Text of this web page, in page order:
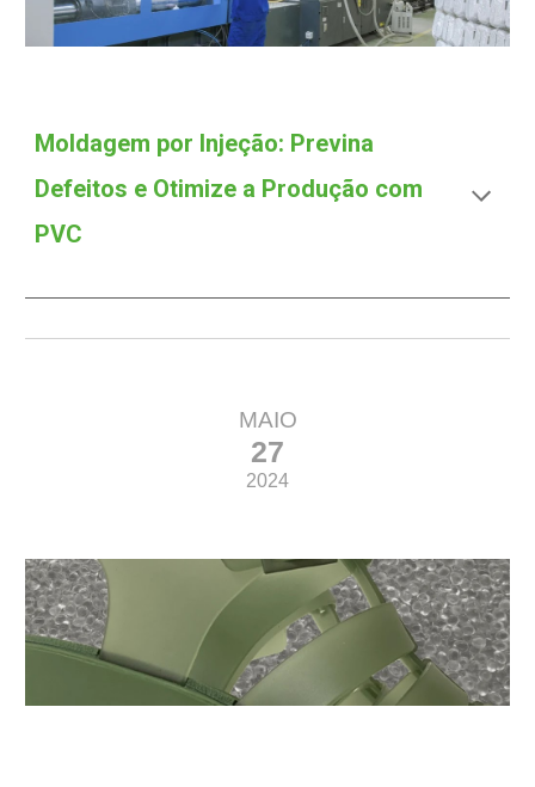
Moldagem por Injeção: Previna
Defeitos e Otimize a Produção com
PVC
MAIO
27
2024